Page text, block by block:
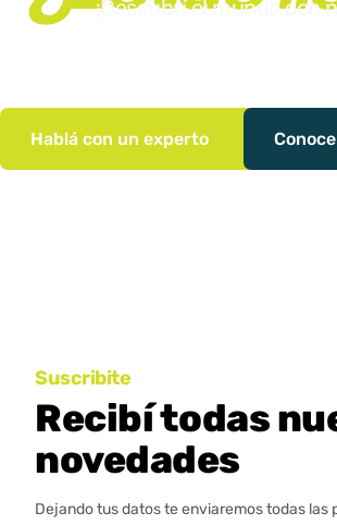
¡Descubrí el mundo con
Tu próxima aventura comienza aquí.
Hablá con un experto
Suscribite
Recibí todas
novedades
Dejando tus datos te enviaremos todas las